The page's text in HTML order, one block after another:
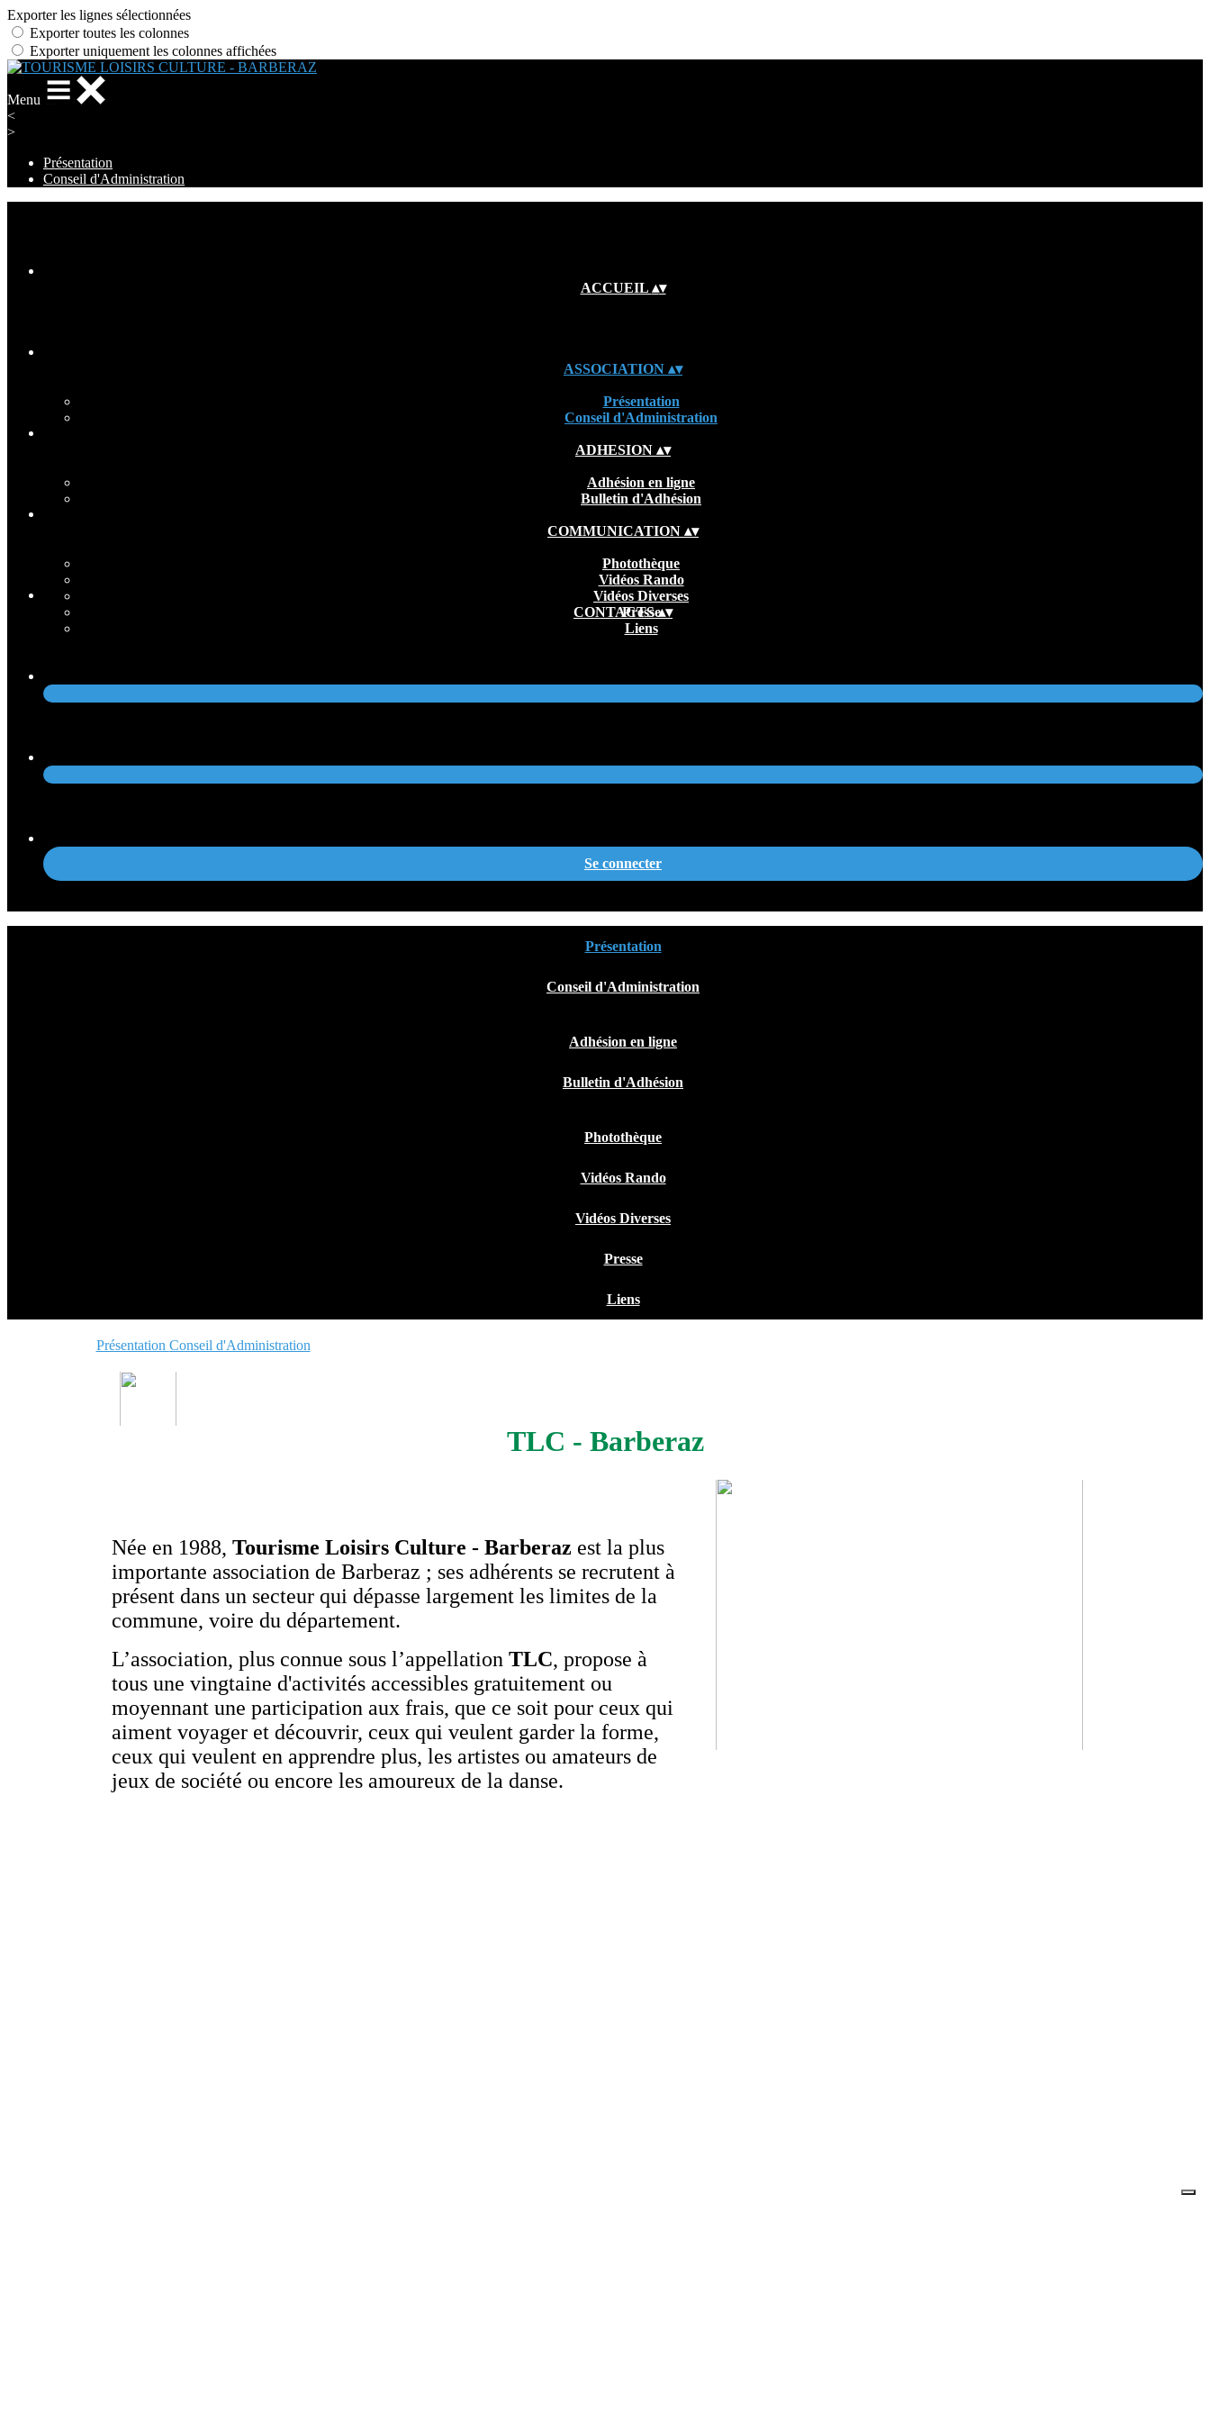
Exporter les lignes sélectionnées
Exporter toutes les colonnes
Exporter uniquement les colonnes affichées
Menu
<
>
Présentation
Conseil d'Administration
ACCUEIL ▴▾
ASSOCIATION ▴▾
Présentation
Conseil d'Administration
ADHESION ▴▾
Adhésion en ligne
Bulletin d'Adhésion
COMMUNICATION ▴▾
Photothèque
Vidéos Rando
Vidéos Diverses
Presse
Liens
CONTACTS▴▾
Se connecter
Présentation
Conseil d'Administration
Adhésion en ligne
Bulletin d'Adhésion
Photothèque
Vidéos Rando
Vidéos Diverses
Presse
Liens
Présentation Conseil d'Administration
TLC - Barberaz
Née en 1988, Tourisme Loisirs Culture - Barberaz est la plus
importante association de Barberaz ; ses adhérents se recrutent à
présent dans un secteur qui dépasse largement les limites de la
commune, voire du département.
L’association, plus connue sous l’appellation TLC, propose à
tous une vingtaine d'activités accessibles gratuitement ou
moyennant une participation aux frais, que ce soit pour ceux qui
aiment voyager et découvrir, ceux qui veulent garder la forme,
ceux qui veulent en apprendre plus, les artistes ou amateurs de
jeux de société ou encore les amoureux de la danse.